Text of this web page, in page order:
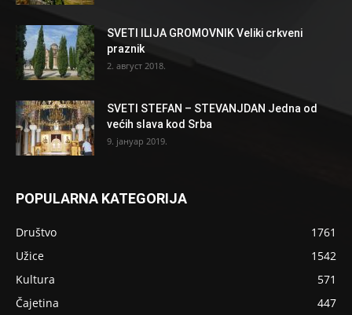
SVETI ILIJA GROMOVNIK Veliki crkveni
praznik
2. август 2018.
SVETI STEFAN – STEVANJDAN Jedna od
većih slava kod Srba
9. јануар 2019.
POPULARNA KATEGORIJA
Društvo
1761
Užice
1542
Kultura
571
Čajetina
447